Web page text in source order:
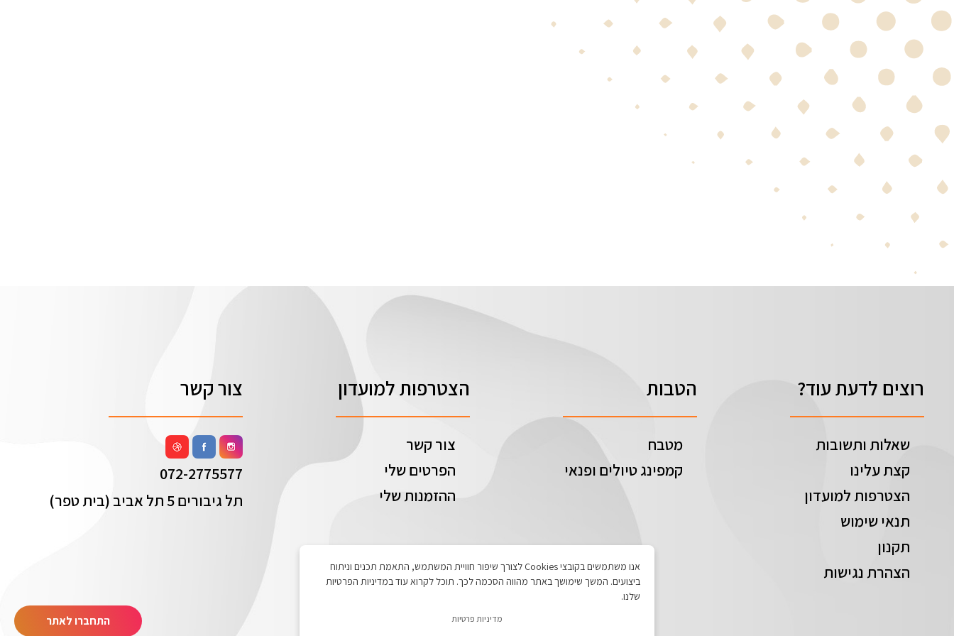
אנו משתמשים בקובצי Cookies לצורך שיפור חוויית המשתמש, התאמת תכנים וניתוח
ביצועים. המשך שימושך באתר מהווה הסכמה לכך. תוכל לקרוא עוד במדיניות הפרטיות
שלנו.
מדיניות פרטיות
רוצים לדעת עוד?
שאלות ותשובות
קצת עלינו
הצטרפות למועדון
תנאי שימוש
תקנון
הצהרת נגישות
הטבות
מטבח
קמפינג טיולים ופנאי
הצטרפות למועדון
צור קשר
הפרטים שלי
ההזמנות שלי
צור קשר
072-2775577
תל גיבורים 5 תל אביב (בית טפר)
התחברו לאתר